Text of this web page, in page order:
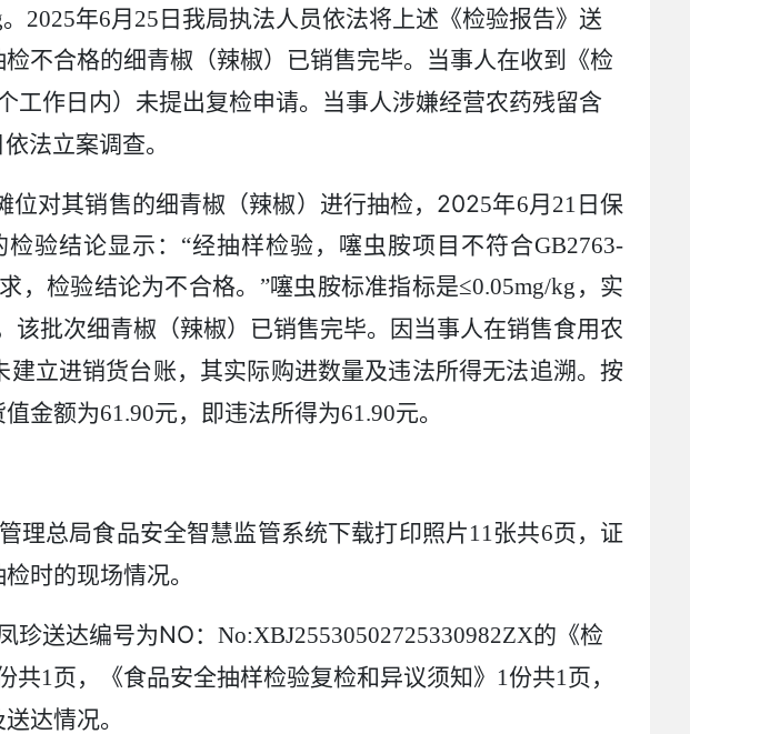
。 2025年6月 25 日我局执法人员依法将上述《检验报告》送
不合格的细青椒（辣椒） 已销售完毕。当事人在收到《检
工作日内）未提出复检申请。 当事人涉嫌经营农药残留含
依法立案调查。
位对其销售的细青椒（辣椒） 进行抽检， 2025年6月 21 日保
验结论显示： “经抽样检验，噻虫胺项目不符合GB2763-
，检验结论为不合格。”噻虫胺标准指标是≤0.05mg/kg ，实
该批次细青椒（辣椒） 已销售完毕。 因 当事人在销售食用农
建立进销货台账，其实际购进数量及违法所得无法追溯。按
值金额为61.90元， 即违法所得为61.90元。
理总局食品安全智慧监管系统下载打印照片11张共6页，证
检时的现场情况。
珍送达编号为NO： No:XBJ25530502725330982ZX的 《检
共1页， 《食品安全抽样检验复检和异议须知》 1份共1页，
达情况。